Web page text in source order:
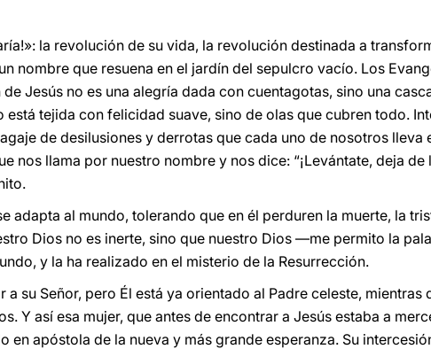
la revolución de su vida, la revolución destinada a
nombre que resuena en el jardín del sepulcro vacío. Los
Jesús no es una alegría dada con cuentagotas, sino una
está tejida con felicidad suave, sino de olas que cubren todo.
de desilusiones y derrotas que cada uno de nosotros lleva
nos llama por nuestro nombre y nos dice: “¡Levántate, deja
adapta al mundo, tolerando que en él perduren la muerte, la
Dios no es inerte, sino que nuestro Dios —me permito la
y la ha realizado en el misterio de la Resurrección.
a su Señor, pero Él está ya orientado al Padre celeste, mientras
Y así esa mujer, que antes de encontrar a Jesús estaba a
en apóstola de la nueva y más grande esperanza. Su